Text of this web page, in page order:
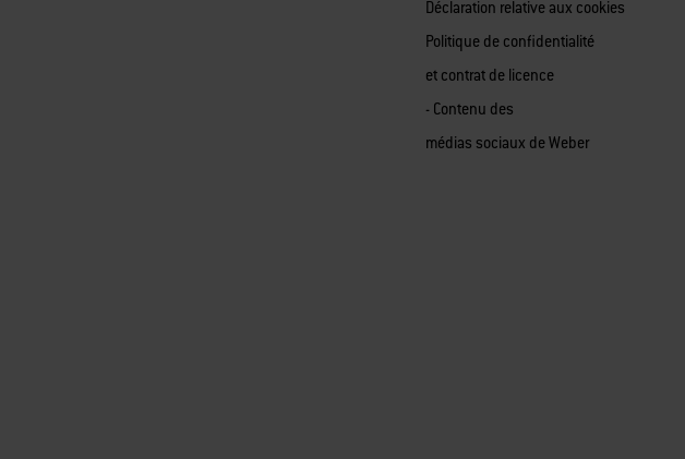
Déclaration relative aux cookies
Politique de confidentialité
et contrat de licence
- Contenu des
médias sociaux de Weber